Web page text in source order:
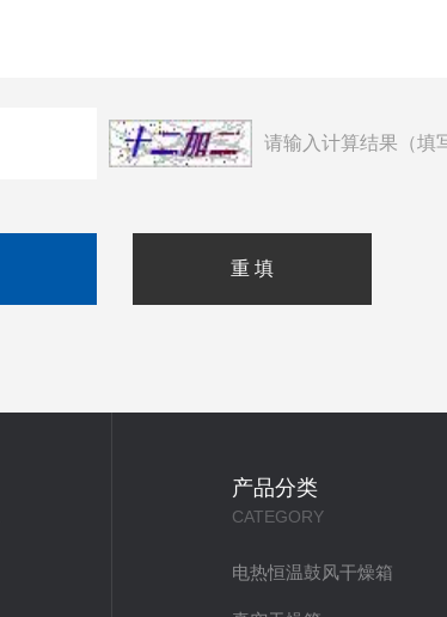
请输入计算结果（填
产品分类
CATEGORY
电热恒温鼓风干燥箱